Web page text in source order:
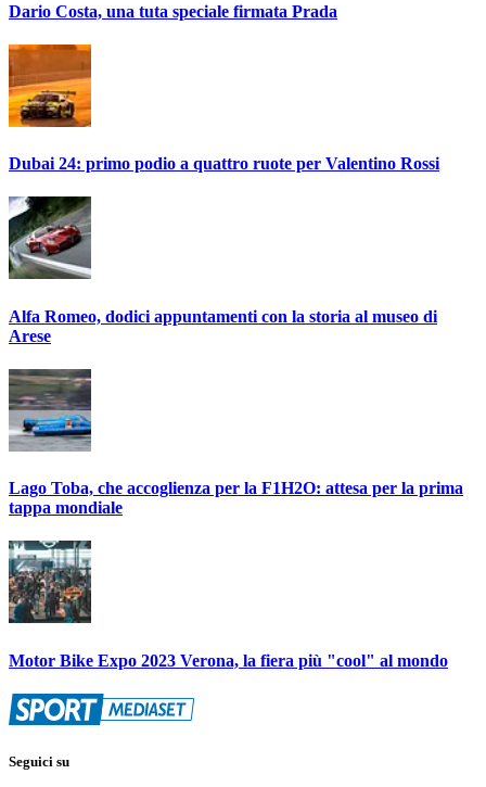
Dario Costa, una tuta speciale firmata Prada
Dubai 24: primo podio a quattro ruote per Valentino Rossi
Alfa Romeo, dodici appuntamenti con la storia al museo di
Arese
Lago Toba, che accoglienza per la F1H2O: attesa per la prima
tappa mondiale
Motor Bike Expo 2023 Verona, la fiera più "cool" al mondo
Seguici su